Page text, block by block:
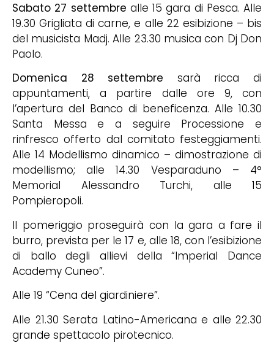
Sabato 27 settembre alle 15 gara di Pesca. Alle
19.30 Grigliata di carne, e alle 22 esibizione – bis
del musicista Madj. Alle 23.30 musica con Dj Don
Paolo.
Domenica 28 settembre sarà ricca di
appuntamenti, a partire dalle ore 9, con
l’apertura del Banco di beneficenza. Alle 10.30
Santa Messa e a seguire Processione e
rinfresco offerto dal comitato festeggiamenti.
Alle 14 Modellismo dinamico – dimostrazione di
modellismo; alle 14.30 Vesparaduno – 4°
Memorial Alessandro Turchi, alle 15
Pompieropoli.
Il pomeriggio proseguirà con la gara a fare il
burro, prevista per le 17 e, alle 18, con l’esibizione
di ballo degli allievi della “Imperial Dance
Academy Cuneo”.
Alle 19 “Cena del giardiniere”.
Alle 21.30 Serata Latino-Americana e alle 22.30
grande spettacolo pirotecnico.